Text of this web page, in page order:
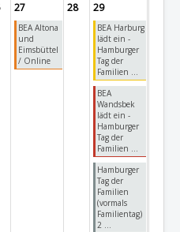
27
BEA Altona
und
Eimsbüttel
/ Online
28 29
BEA Harburg
lädt ein -
Hamburger
Tag der
Familien ...
BEA
Wandsbek
lädt ein -
Hamburger
Tag der
Familien ...
Hamburger
Tag der
Familien
(vormals
Familientag)
2 ...